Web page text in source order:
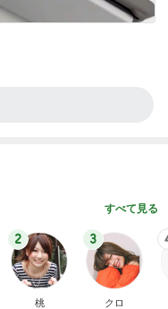
すべて見る
2
桃
3
クロ